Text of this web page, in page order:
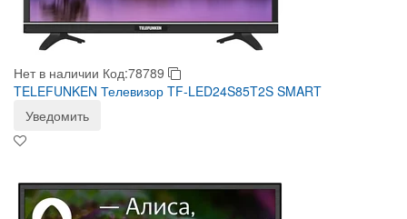
Нет в наличии Код:78789
TELEFUNKEN Телевизор TF-LED24S85T2S SMART
Уведомить